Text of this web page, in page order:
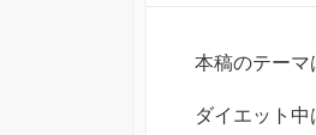
本稿のテーマ
ダイエット